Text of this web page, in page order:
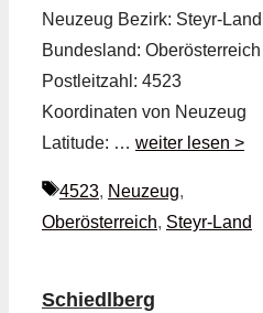
Neuzeug Bezirk: Steyr-Land
Bundesland: Oberösterreich
Postleitzahl: 4523
Koordinaten von Neuzeug
Latitude: … weiter lesen >
Schlagwörter
4523, Neuzeug,
Oberösterreich, Steyr-Land
Schiedlberg